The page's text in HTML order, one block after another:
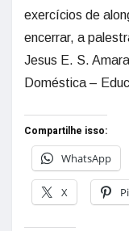
exercícios de
encerrar, a
Jesus E. S.
Doméstica –
Compartilhe isso:
WhatsApp
X